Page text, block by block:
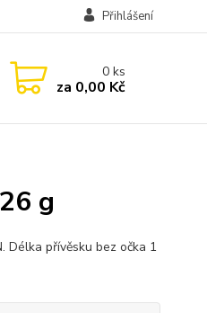
Přihlášení
0ks
za 0,00 Kč
g
Délka přívěsku bez očka 1